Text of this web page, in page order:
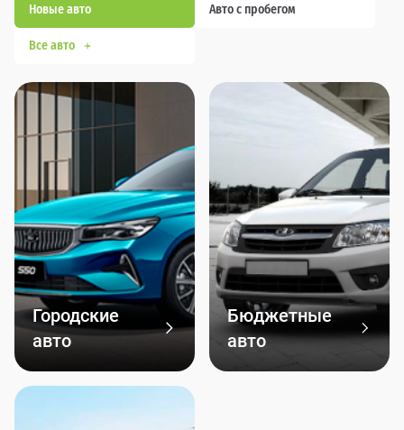
Новые авто Авто с пробегом
Все авто
Городские
авто
Бюджетные
авто